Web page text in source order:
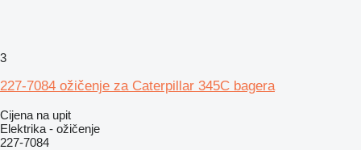
3
227-7084 ožičenje za Caterpillar 345C bagera
Cijena na upit
Elektrika - ožičenje
227-7084